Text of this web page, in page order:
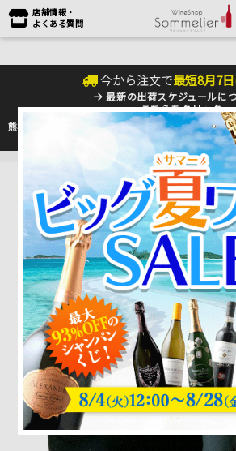
店舗情報・
よくある質問
今から注文で最短8月7
最新の出荷スケジュールに
こちらをクリック
熊本地震の影響により九州への配送に遅れが生じて
のHP
をご確認下さい。